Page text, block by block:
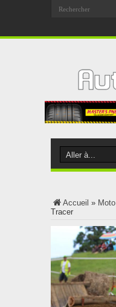
Accueil » Moto
Tracer